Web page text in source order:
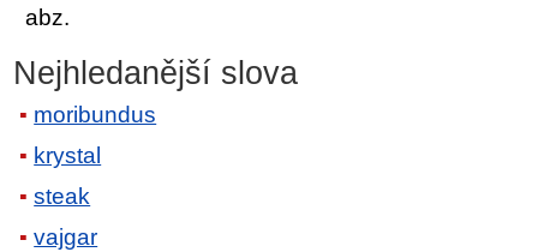
abz.
Nejhledanější slova
moribundus
krystal
steak
vajgar